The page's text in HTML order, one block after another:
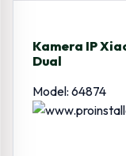
Kamera IP
Dual
Model: 64874